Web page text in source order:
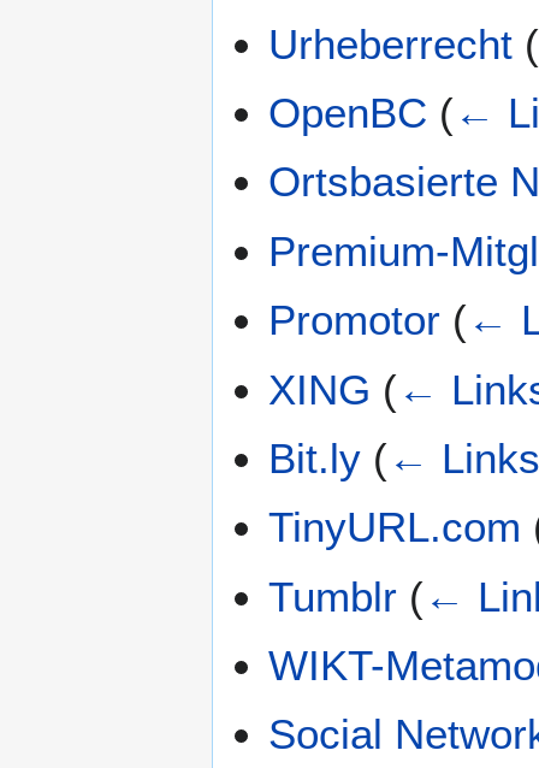
Urheberrecht (
OpenBC (←
Ortsbasierte
Premium-
Promotor (←
XING (←
Bit.ly (←
TinyURL.com
Tumblr (←
WIKT-
Social